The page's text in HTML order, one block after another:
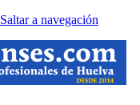
Saltar a navegación